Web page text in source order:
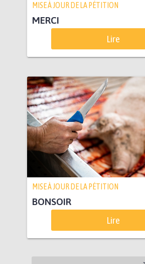
MISE À JOUR DE LA PÉTITION
MERCI
Lire
MISE À JOUR DE LA PÉTITION
BONSOIR
Lire